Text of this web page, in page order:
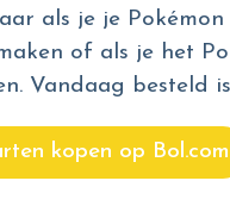
als je je
of als je het
Vandaag besteld
kopen op Bol.com